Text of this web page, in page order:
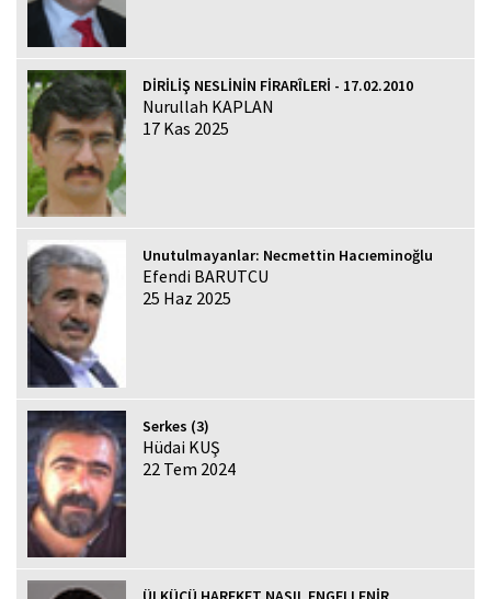
DİRİLİŞ NESLİNİN FİRARÎLERİ - 17.02.2010
Nurullah KAPLAN
17 Kas 2025
Unutulmayanlar: Necmettin Hacıeminoğlu
Efendi BARUTCU
25 Haz 2025
Serkes (3)
Hüdai KUŞ
22 Tem 2024